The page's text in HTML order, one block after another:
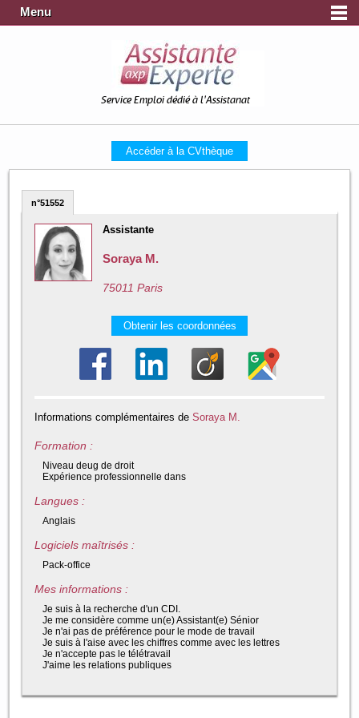
Menu
Service Emploi dédié à l'Assistanat
Accéder à la CVthèque
n°51552
Assistante
Soraya M.
75011 Paris
Obtenir les coordonnées
Informations complémentaires de Soraya M.
Formation :
Niveau deug de droit
Expérience professionnelle dans
Langues :
Anglais
Logiciels maîtrisés :
Pack-office
Mes informations :
Je suis à la recherche d'un CDI.
Je me considère comme un(e) Assistant(e) Sénior
Je n'ai pas de préférence pour le mode de travail
Je suis à l'aise avec les chiffres comme avec les lettres
Je n'accepte pas le télétravail
J'aime les relations publiques